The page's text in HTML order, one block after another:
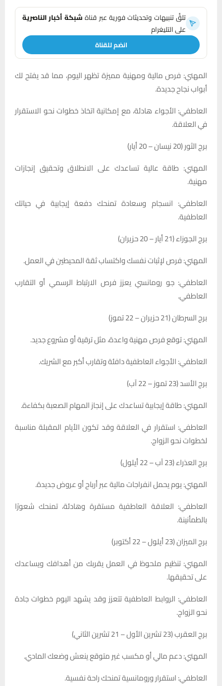
تلقَّ تنبيهات وتحديثات فورية عبر قناةشبكة أخبار الناصرية
على التليغرام
انضم للقناة
المهني: فرص مالية ومهنية مميزة تظهر اليوم، مما قد يفتح لك
أبواب نجاح جديدة.
العاطفي: الأجواء هادئة، مع إمكانية اتخاذ خطوات نحو الاستقرار
في العلاقة.
برج الثور (20 نيسان – 20 أيار)
المهني: طاقة عالية تساعدك على الانطلاق وتحقيق إنجازات
مهنية.
العاطفي: انسجام وسعادة تمنحك دفعة إيجابية في حياتك
العاطفية.
برج الجوزاء (21 أيار – 20 حزيران)
المهني: فرص لإثبات نفسك واكتساب ثقة المحيطين في العمل.
العاطفي: جو رومانسي يعزز فرص الارتباط الرسمي أو التقارب
العاطفي.
برج السرطان (21 حزيران – 22 تموز)
المهني: توقع فرص مهنية واعدة، مثل ترقية أو مشروع جديد.
العاطفي: الأجواء العاطفية دافئة وتقارب أكبر مع الشريك.
برج الأسد (23 تموز – 22 آب)
المهني: طاقة إيجابية تساعدك على إنجاز المهام الصعبة بكفاءة.
العاطفي: استقرار في العلاقة وقد تكون الأيام المقبلة مناسبة
لخطوات نحو الزواج.
برج العذراء (23 آب – 22 أيلول)
المهني: يوم يحمل انفراجات مالية عبر أرباح أو عروض جديدة.
العاطفي: العلاقة العاطفية مستقرة وهادئة، تمنحك شعورًا
بالطمأنينة.
برج الميزان (23 أيلول – 22 أكتوبر)
المهني: تنظيم ملحوظ في العمل يقربك من أهدافك ويساعدك
على تحقيقها.
العاطفي: الروابط العاطفية تتعزز وقد يشهد اليوم خطوات جادة
نحو الزواج.
برج العقرب (23 تشرين الأول – 21 تشرين الثاني)
المهني: دعم مالي أو مكسب غير متوقع ينعش وضعك المادي.
العاطفي: استقرار ورومانسية تمنحك راحة نفسية.